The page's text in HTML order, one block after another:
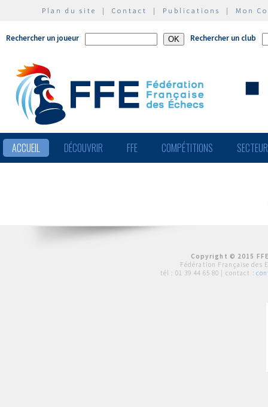
Plan du site | Contact | Publications | Mon
Rechercher un joueur Rechercher un club
ACCUEIL DÉCOUVRIR FFE COMPÉTITIONS
Copyright © 2015
Fédération Française des
tél : 01 39 44 65 80 | contact :